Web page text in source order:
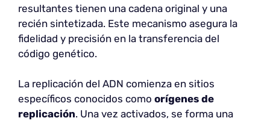
resultantes tienen una cadena original y una
recién sintetizada. Este mecanismo asegura la
fidelidad y precisión en la transferencia del
código genético.
La replicación del ADN comienza en sitios
específicos conocidos como orígenes de
replicación. Una vez activados, se forma una